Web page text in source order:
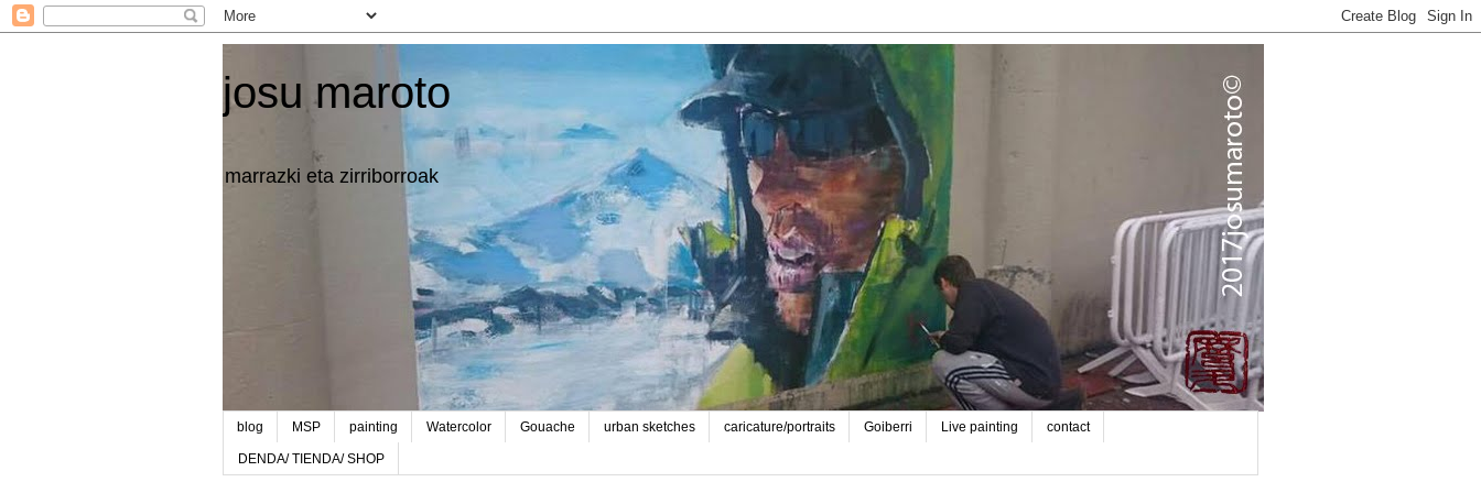
josu maroto
marrazki eta zirriborroak
blog MSP painting Watercolor Gouache urban sketches caricature/portraits Goiberri Live painting contact
DENDA/ TIENDA/ SHOP